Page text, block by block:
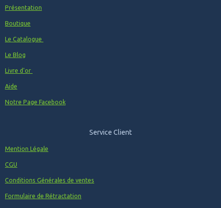
Présentation
Boutique
Le Catalogue
Le Blog
Livre d'or
Aide
Notre Page Facebook
Service Client
Mention Légale
CGU
Conditions Générales de ventes
Formulaire de Rétractation